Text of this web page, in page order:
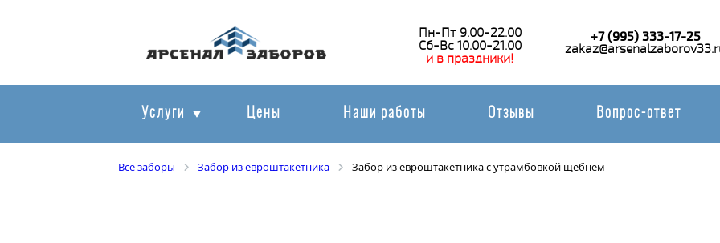
Пн-Пт 9.00-22.00
Сб-Вс 10.00-21.00
и в праздники!
+7 (995) 333-17-25
Услуги Цены Наши работы Отзывы Вопрос-ответ
Все заборы Забор из евроштакетника Забор из евроштакетника с утрамбовкой щебнем